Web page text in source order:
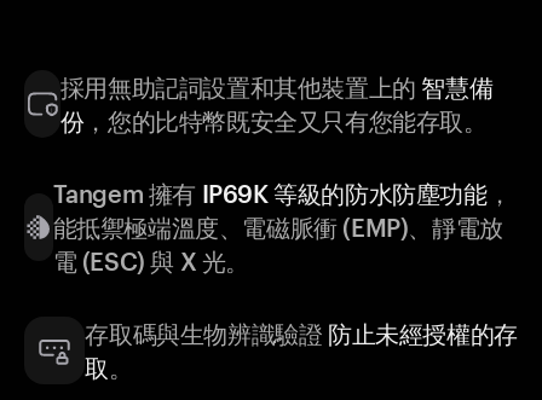
採用無助記詞設置和其他裝置上的 智慧備
份，您的比特幣既安全又只有您能存取。
Tangem 擁有 IP69K 等級的防水防塵功能，
能抵禦極端溫度、電磁脈衝 (EMP)、靜電放
電 (ESC) 與 X 光。
存取碼與生物辨識驗證 防止未經授權的存
取 。